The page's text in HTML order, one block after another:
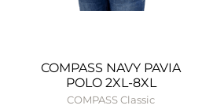
COMPASS NAVY PAVIA
POLO 2XL-8XL
COMPASS Classic